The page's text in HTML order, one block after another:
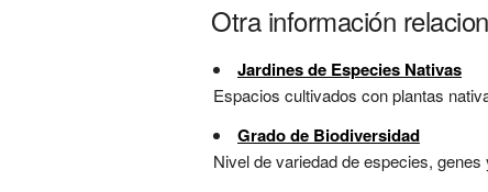
Otra información
Jardines de Especies Nativas
Espacios cultivados con plantas
Grado de Biodiversidad
Nivel de variedad de especies,